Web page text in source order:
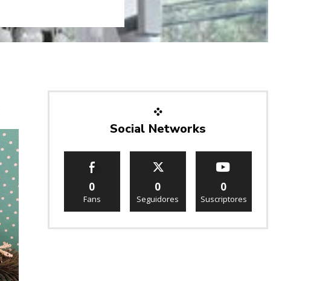
Social Networks
0
Fans
0
Seguidores
0
Suscriptores